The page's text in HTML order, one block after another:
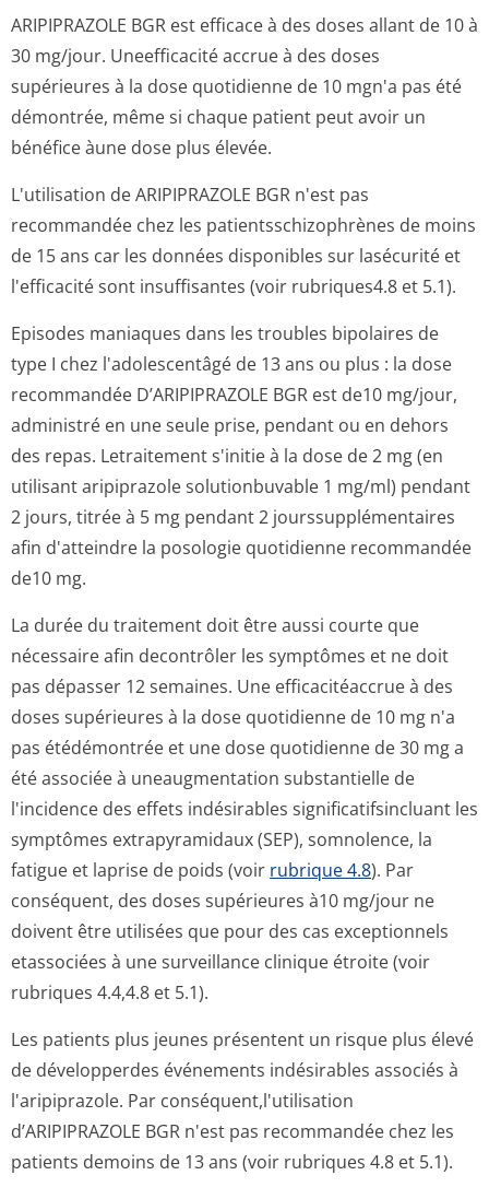
ARIPIPRAZOLE BGR est efficace à des doses allant de 10 à
30 mg/jour. Uneefficacité accrue à des doses
supérieures à la dose quotidienne de 10 mgn'a pas été
démontrée, même si chaque patient peut avoir un
bénéfice àune dose plus élevée.
L'utilisation de ARIPIPRAZOLE BGR n'est pas
recommandée chez les patientsschizop­hrènes de moins
de 15 ans car les données disponibles sur lasécurité et
l'efficacité sont insuffisantes (voir rubriques4.8 et 5­.1).
Episodes maniaques dans les troubles bipolaires de
type I chez l'adolescentâgé de 13 ans ou plus : la dose
recommandée D’ARIPIPRAZOLE BGR est de10 mg/jour,
administré en une seule prise, pendant ou en dehors
des repas. Letraitement s'initie à la dose de 2 mg (en
utilisant aripiprazole solutionbuvable 1 mg/ml) pendant
2 jours, titrée à 5 mg pendant 2 jourssupplé­mentaires
afin d'atteindre la posologie quotidienne recommandée
de10 mg.
La durée du traitement doit être aussi courte que
nécessaire afin decontrôler les symptômes et ne doit
pas dépasser 12 semaines. Une efficacitéaccrue à des
doses supérieures à la dose quotidienne de 10 mg n'a
pas étédémontrée et une dose quotidienne de 30 mg a
été associée à uneaugmentation substantielle de
l'incidence des effets indésirables significatifsin­cluant les
symptômes extrapyramidaux (SEP), somnolence, la
fatigue et laprise de poids (voir rubrique 4.8). Par
conséquent, des doses supérieures à10 mg/jour ne
doivent être utilisées que pour des cas exceptionnels
etassociées à une surveillance clinique étroite (voir
rubriques 4.4,4.8 et 5.1).
Les patients plus jeunes présentent un risque plus élevé
de développerdes événements indésirables associés à
l'aripiprazole. Par conséquent,l'u­tilisation
d’ARIPIPRAZOLE BGR n'est pas recommandée chez les
patients demoins de 13 ans (voir rubriques 4.8 et 5.1).